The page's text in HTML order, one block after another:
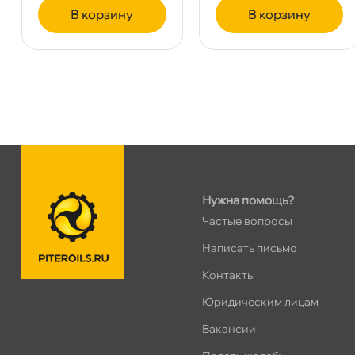
корзину корзину
Сегодня, бесплатно
Сегодня, бесплатно
Нужна помощь?
Частые вопросы
Написать письмо
Контакты
Юридическим лицам
акансии